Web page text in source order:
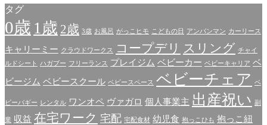
タグ
0歳 1歳 2歳 3歳 お風呂 がっこヒモ こどもの日 アンパンマン カーリース
キャリーミー クラウドワークス コープデリ スリング チャイ
ルドシート
ハガブー フリーランス プレイジム ベビーカー ベビーキャリア ベ
ビージム ベビースクール ベビースペース ベビーチェア ベ
ビーバギー レンタル ワンオペ ヴァガロ 個人事業主 出産祝い 副
業 収益 在宅ワーク 宅配 宅配食材 幼児食 抱っこひも 抱っこ紐